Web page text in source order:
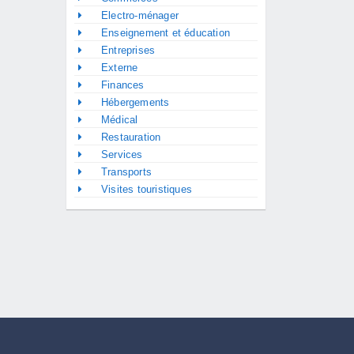
Electro-ménager
Enseignement et éducation
Entreprises
Externe
Finances
Hébergements
Médical
Restauration
Services
Transports
Visites touristiques